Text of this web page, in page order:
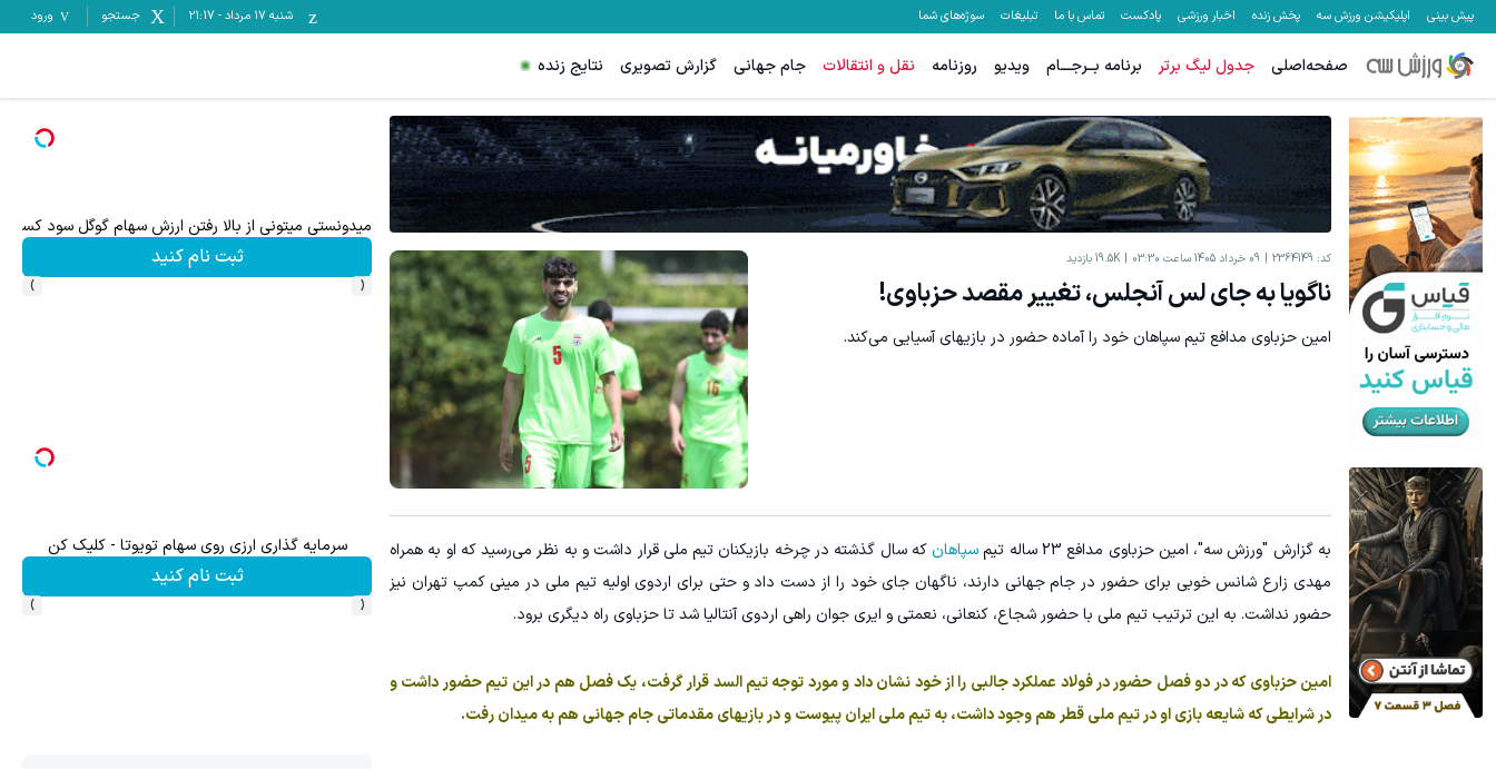
پیش بینی اپلیکیشن ورزش سه پخش زنده اخبار ورزشی پادکست تماس با ما تبلیغات سوژه‌های شما شنبه ۱۷ مرداد -
21:17 جستجو ورود
صفحه‌اصلی جدول لیگ برتر برنامه بــرجـــام ویدیو روزنامه نقل و انتقالات جام جهانی گزارش تصویری نتایج زنده
کد: 2364149 09 خرداد 1405 ساعت 03:30 19.5K بازدید
ناگویا به جای لس آنجلس، تغییر مقصد حزباوی!
امین حزباوی مدافع تیم سپاهان خود را آماده حضور در بازیهای آسیایی می‌کند.
به گزارش "ورزش سه"، امین حزباوی مدافع 23 ساله تیم سپاهانکه سال گذشته در چرخه بازیکنان تیم ملی قرار داشت و به نظر می‌رسید که او به همراه
مهدی زارع شانس خوبی برای حضور در جام جهانی دارند، ناگهان جای خود را از دست داد و حتی برای اردوی اولیه تیم ملی در مینی کمپ تهران نیز
حضور نداشت. به این ترتیب تیم ملی با حضور شجاع، کنعانی، نعمتی و ایری جوان راهی اردوی آنتالیا شد تا حزباوی راه دیگری برود.
امین حزباوی که در دو فصل حضور در فولاد عملکرد جالبی را از خود نشان داد و مورد توجه تیم السد قرار گرفت، یک فصل هم در این تیم حضور داشت و
در شرایطی که شایعه بازی او در تیم ملی قطر هم وجود داشت، به تیم ملی ایران پیوست و در بازیهای مقدماتی جام جهانی هم به میدان رفت.
میدونستی میتونی از بالا رفتن ارزش سهام گوگل سود کسب
ثبت نام کنید
‹
›
سرمایه گذاری ارزی روی سهام تویوتا - کلیک کن
ثبت نام کنید
‹
›